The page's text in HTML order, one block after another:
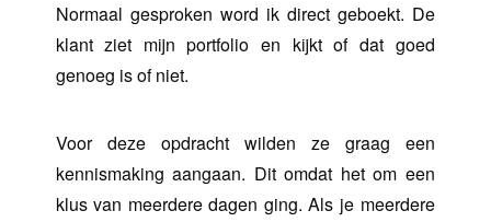
Normaal gesproken word ik direct geboekt. De
klant ziet mijn portfolio en kijkt of dat goed
genoeg is of niet.
Voor deze opdracht wilden ze graag een
kennismaking aangaan. Dit omdat het om een
klus van meerdere dagen ging. Als je meerdere